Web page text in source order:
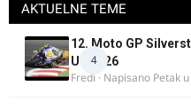
AKTUELNE TEME
4
12. Moto GP
UK 2026
Fredi · Napisano Petak